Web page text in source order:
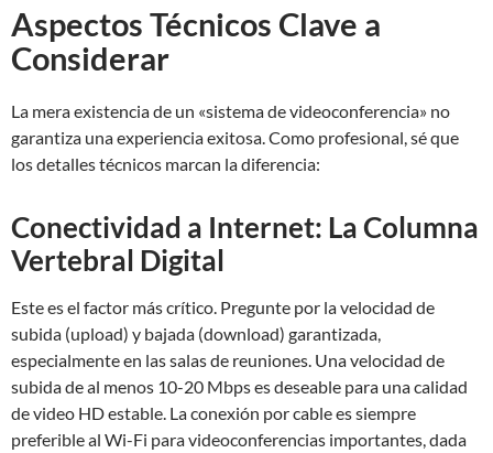
Aspectos Técnicos Clave a
Considerar
La mera existencia de un «sistema de videoconferencia» no
garantiza una experiencia exitosa. Como profesional, sé que
los detalles técnicos marcan la diferencia:
Conectividad a Internet: La Columna
Vertebral Digital
Este es el factor más crítico. Pregunte por la velocidad de
subida (upload) y bajada (download) garantizada,
especialmente en las salas de reuniones. Una velocidad de
subida de al menos 10-20 Mbps es deseable para una calidad
de video HD estable. La conexión por cable es siempre
preferible al Wi-Fi para videoconferencias importantes, dada